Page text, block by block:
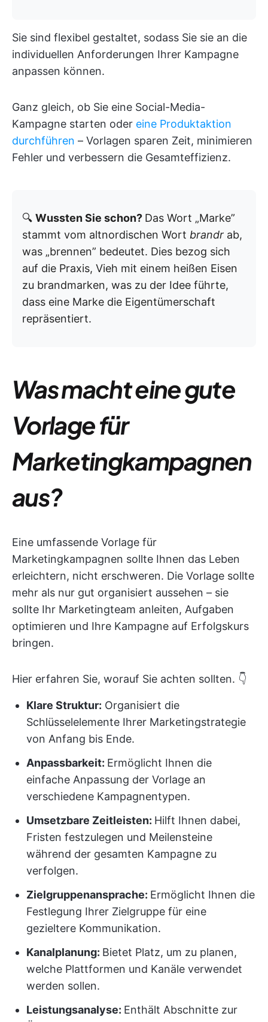
Sie sind flexibel gestaltet, sodass Sie sie an die
individuellen Anforderungen Ihrer Kampagne
anpassen können.
Ganz gleich, ob Sie eine Social-Media-
Kampagne starten oder eine Produktaktion
durchführen – Vorlagen sparen Zeit, minimieren
Fehler und verbessern die Gesamteffizienz.
🔍 Wussten Sie schon? Das Wort „Marke”
stammt vom altnordischen Wort brandr ab,
was „brennen” bedeutet. Dies bezog sich
auf die Praxis, Vieh mit einem heißen Eisen
zu brandmarken, was zu der Idee führte,
dass eine Marke die Eigentümerschaft
repräsentiert.
Was macht eine gute
Vorlage für
Marketingkampagnen
aus?
Eine umfassende Vorlage für
Marketingkampagnen sollte Ihnen das Leben
erleichtern, nicht erschweren. Die Vorlage sollte
mehr als nur gut organisiert aussehen – sie
sollte Ihr Marketingteam anleiten, Aufgaben
optimieren und Ihre Kampagne auf Erfolgskurs
bringen.
Hier erfahren Sie, worauf Sie achten sollten. 👇
Klare Struktur: Organisiert die
Schlüsselelemente Ihrer Marketingstrategie
von Anfang bis Ende.
Anpassbarkeit: Ermöglicht Ihnen die
einfache Anpassung der Vorlage an
verschiedene Kampagnentypen.
Umsetzbare Zeitleisten: Hilft Ihnen dabei,
Fristen festzulegen und Meilensteine
während der gesamten Kampagne zu
verfolgen.
Zielgruppenansprache: Ermöglicht Ihnen die
Festlegung Ihrer Zielgruppe für eine
gezieltere Kommunikation.
Kanalplanung: Bietet Platz, um zu planen,
welche Plattformen und Kanäle verwendet
werden sollen.
Leistungsanalyse: Enthält Abschnitte zur